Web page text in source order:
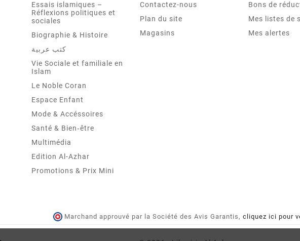
Essais islamiques –
Réflexions politiques et
sociales
Biographie & Histoire
كتب عربية
Vie Sociale et familiale en
Islam
Le Noble Coran
Espace Enfant
Mode & Accéssoires
Santé & Bien‑être
Multimédia
Edition Al-Azhar
Promotions & Prix Mini
Contactez-nous
Plan du site
Magasins
Bons de
Mes listes de
Mes alertes
Marchand approuvé par la Société des Avis Garantis, cliquez ici pour